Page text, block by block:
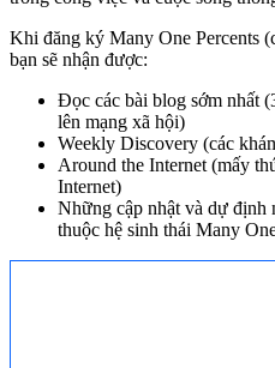
Khi đăng ký Many One Percents
bạn sẽ nhận được:
Đọc các bài blog sớm nhất
lên mạng xã hội)
Weekly Discovery (các
Around the Internet (mấy
Internet)
Những cập nhật và dự định
thuộc hệ sinh thái Many